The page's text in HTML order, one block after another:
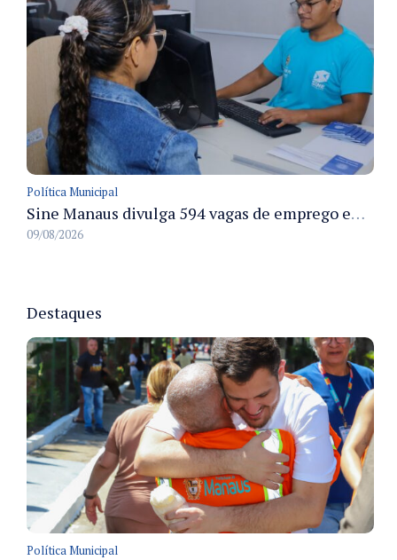
Política Municipal
Sine Manaus divulga 594 vagas de emprego em Manaus com atendimento presencial nesta segunda-feira
09/08/2026
Destaques
Política Municipal